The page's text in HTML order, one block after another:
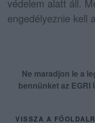
védelem alatt áll.
engedélyeznie kell
Ne maradjon le a
bennünket az EGRI
VISSZA A